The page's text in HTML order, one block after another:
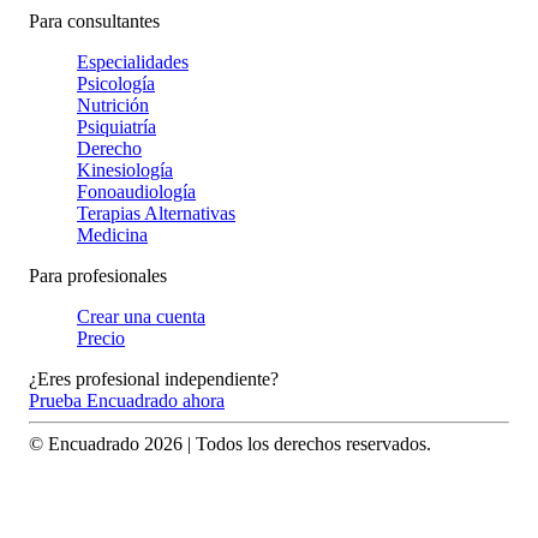
Para consultantes
Especialidades
Psicología
Nutrición
Psiquiatría
Derecho
Kinesiología
Fonoaudiología
Terapias Alternativas
Medicina
Para profesionales
Crear una cuenta
Precio
¿Eres profesional independiente?
Prueba Encuadrado ahora
© Encuadrado 2026 | Todos los derechos reservados.